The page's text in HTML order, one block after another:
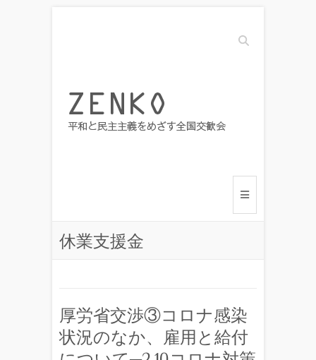
Search
休業支援金
厚労省交渉③コロナ感染
状況のなか、雇用と給付